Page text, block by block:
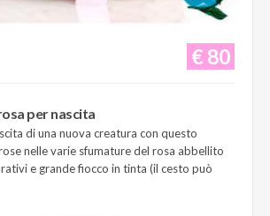
€ 80
per nascita
di una nuova creatura con questo
nelle varie sfumature del rosa abbellito
e grande fiocco in tinta (il cesto può